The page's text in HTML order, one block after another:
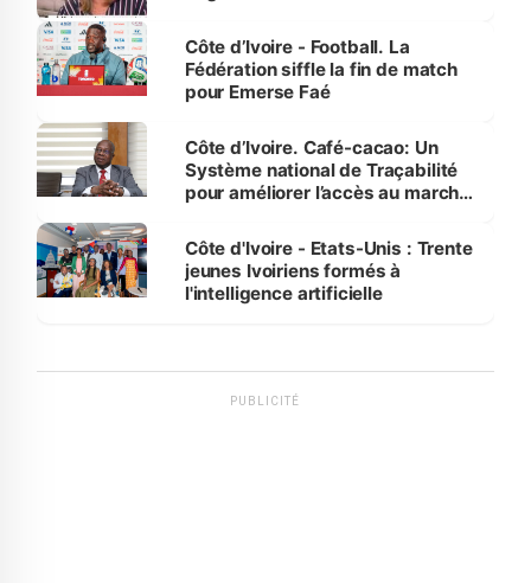
Côte d’Ivoire - Football. La
Fédération siffle la fin de match
pour Emerse Faé
Côte d’Ivoire. Café-cacao: Un
Système national de Traçabilité
pour améliorer l’accès au marché
Côte d'Ivoire - Etats-Unis : Trente
jeunes Ivoiriens formés à
l'intelligence artificielle
PUBLICITÉ